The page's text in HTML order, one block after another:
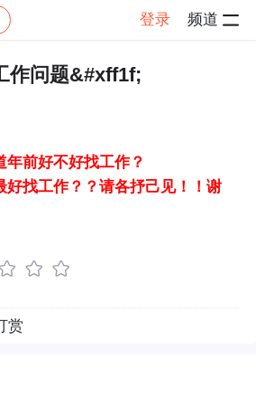
登录 频道
帖子详情
作问题&#xff1f;
前好不好找工作？
好找工作？？请各抒己见！！谢
赏